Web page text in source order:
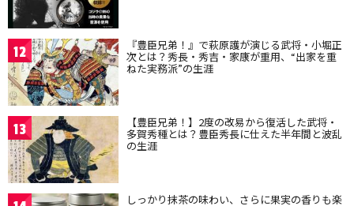
12 『豊臣兄弟！』で萩原護が演じる武将・小堀正
次とは？秀長・秀吉・家康が重用、“出家を重
ねた実務派”の生涯
13 【豊臣兄弟！】2度の改易から復活した武将・
多賀秀種とは？豊臣秀長に仕えた半年間と波乱
の生涯
しっかり抹茶の味わい、さらに果実の香りも楽